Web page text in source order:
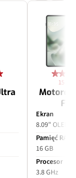
15
Motorola
Ekran
8.09" OLED
Pamięć RAM
16 GB
Procesor
3.8 GHz